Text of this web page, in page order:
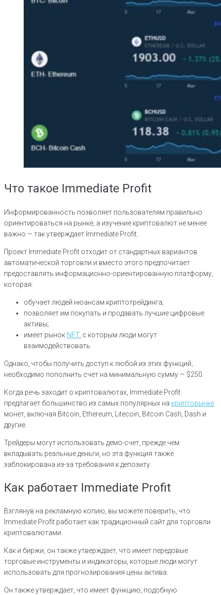
Что такое Immediate Profit
Информированность позволяет пользователям правильно
ориентироваться на рынке, а изучение криптовалют не менее
важно — так утверждает Immediate Profit.
Проект Immediate Profit отходит от стандартных вариантов
автоматической торговли и вместо этого предпочитает
предоставлять информационно-ориентированную платформу,
которая:
обучает людей нюансам криптотрейдинга;
позволяет им покупать и продавать лучшие цифровые
активы;
имеет рынок NFT, с которым люди могут
взаимодействовать.
Однако, чтобы получить доступ к любой из этих функций,
необходимо пополнить счет на минимальную сумму — $250.
Когда речь заходит о криптовалютах, Immediate Profit
предлагает большинство из самых популярных на крипторынке
монет, включая Bitcoin, Ethereum, Litecoin, Bitcoin Cash, Dash и
другие.
Трейдеры могут использовать демо-счет, прежде чем
вкладывать реальные деньги, но эта функция также
заблокирована из-за требования к депозиту.
Как работает Immediate Profit
Взглянув на рекламную копию, вы можете поверить, что
Immediate Profit работает как традиционный сайт для торговли
криптовалютами.
Как и биржи, он также утверждает, что имеет передовые
торговые инструменты и индикаторы, которые люди могут
использовать для прогнозирования цены актива.
Он также утверждает, что имеет функцию, подобную